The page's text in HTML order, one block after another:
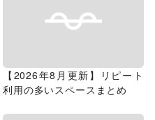
【2026年8月更新】リピート
利用の多いスペースまとめ